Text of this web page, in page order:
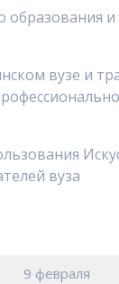
образования и
вузе и
вуза
9 февраля